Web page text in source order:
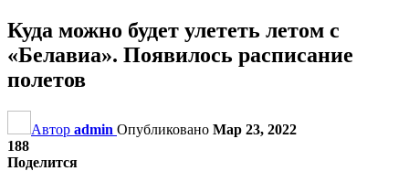
Куда можно будет улететь летом с
«Белавиа». Появилось расписание
полетов
Автор admin Опубликовано Мар 23, 2022
188
Поделится